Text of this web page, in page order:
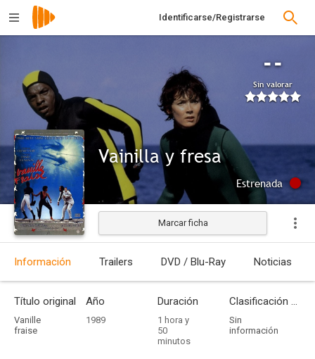
Identificarse/Registrarse
--
Sin valorar
Vainilla y fresa
Estrenada
Marcar ficha
Información Trailers DVD / Blu-Ray Noticias
Título original
Vanille
fraise
Año
1989
Duración
1 hora y
50
minutos
Clasificación por edades
Sin
información